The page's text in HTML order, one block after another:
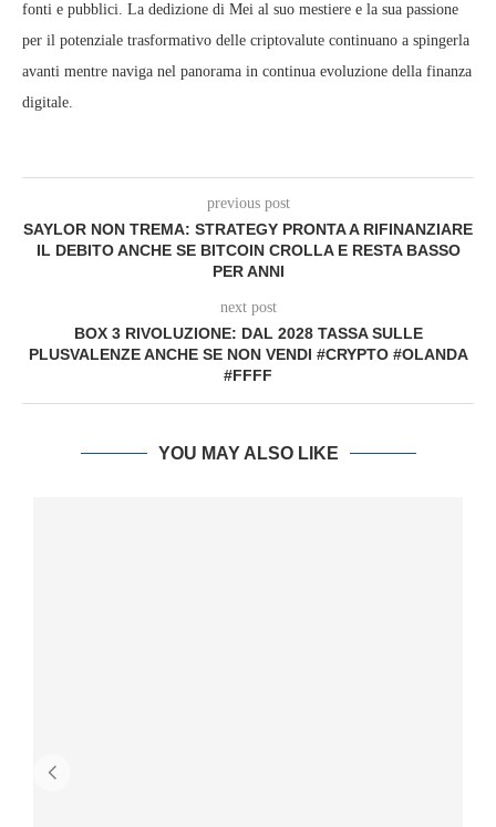
fonti e pubblici. La dedizione di Mei al suo mestiere e la sua passione
per il potenziale trasformativo delle criptovalute continuano a spingerla
avanti mentre naviga nel panorama in continua evoluzione della finanza
digitale.
previous post
SAYLOR NON TREMA: STRATEGY PRONTA A RIFINANZIARE
IL DEBITO ANCHE SE BITCOIN CROLLA E RESTA BASSO
PER ANNI
next post
BOX 3 RIVOLUZIONE: DAL 2028 TASSA SULLE
PLUSVALENZE ANCHE SE NON VENDI #CRYPTO #OLANDA
#FFFF
YOU MAY ALSO LIKE